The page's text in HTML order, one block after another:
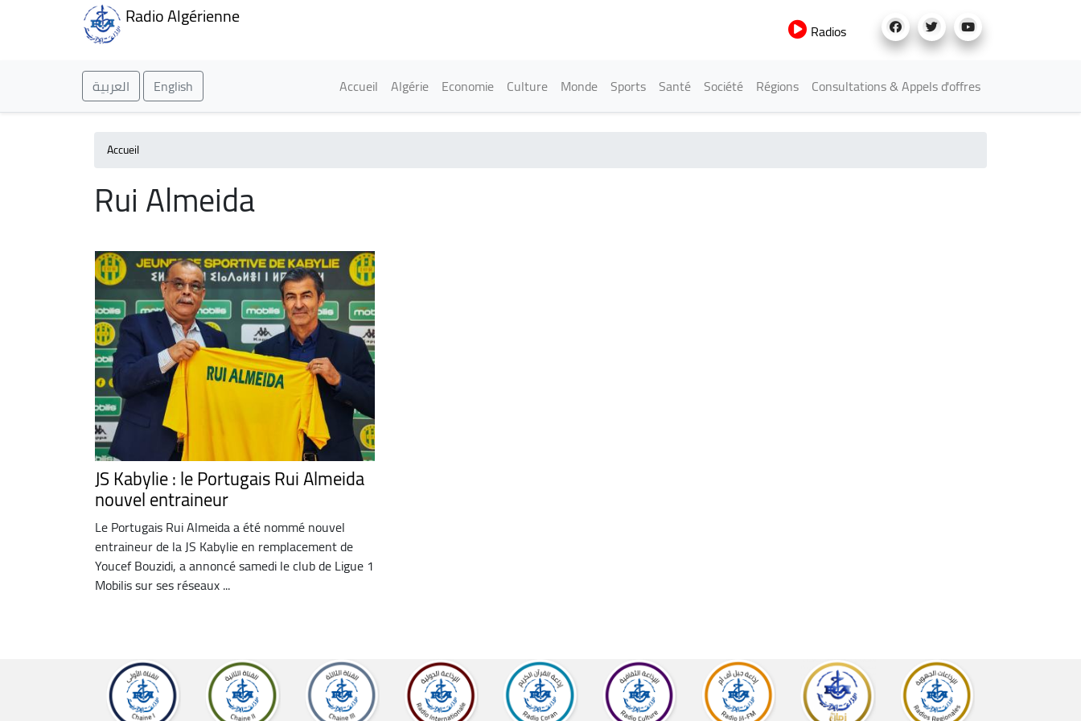
Radio Algérienne
Radios
العربية English Main navigation
Accueil Algérie Economie Culture Monde Sports Santé Société Régions Consultations & Appels d'offres
Accueil
Rui Almeida
JS Kabylie : le Portugais Rui Almeida
nouvel entraineur
Le Portugais Rui Almeida a été nommé nouvel
entraineur de la JS Kabylie en remplacement de
Youcef Bouzidi, a annoncé samedi le club de Ligue 1
Mobilis sur ses réseaux ...